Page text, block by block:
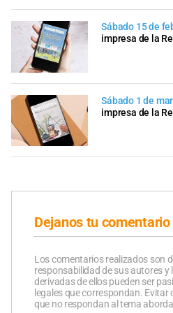
Sábado 15 de
impresa de la
Sábado 1 de
impresa de la
Dejanos tu comentario
Los comentarios realizados son
responsabilidad de sus autores y
derivadas de ellos pueden ser
legales que correspondan.
que no respondan al tema